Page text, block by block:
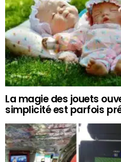
La magie des jouets
simplicité est parfois